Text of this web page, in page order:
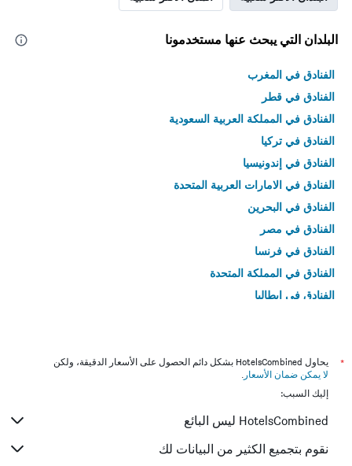
البلدان التي يبحث عنها مستخدمونا
الفنادق في المغرب
الفنادق في قطر
الفنادق في المملكة العربية السعودية
الفنادق في تركيا
الفنادق في إندونيسيا
الفنادق في الامارات العربية المتحدة
الفنادق في البحرين
الفنادق في مصر
الفنادق في فرنسا
الفنادق في المملكة المتحدة
الفنادق في إيطاليا
*
يحاول HotelsCombined بشكل دائم الحصول على الأسعار الدقيقة، ولكن
لا يمكن ضمان الأسعار .
إليك السبب:
HotelsCombined ليس البائع
نقوم بتجميع الكثير من البيانات لك